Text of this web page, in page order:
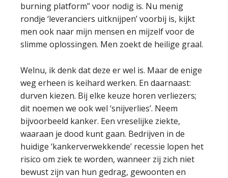
burning platform” voor nodig is. Nu menig
rondje ‘leveranciers uitknijpen’ voorbij is, kijkt
men ook naar mijn mensen en mijzelf voor de
slimme oplossingen. Men zoekt de heilige graal.
Welnu, ik denk dat deze er wel is. Maar de enige
weg erheen is keihard werken. En daarnaast:
durven kiezen. Bij elke keuze horen verliezers;
dit noemen we ook wel ‘snijverlies’. Neem
bijvoorbeeld kanker. Een vreselijke ziekte,
waaraan je dood kunt gaan. Bedrijven in de
huidige ‘kankerverwekkende’ recessie lopen het
risico om ziek te worden, wanneer zij zich niet
bewust zijn van hun gedrag, gewoonten en